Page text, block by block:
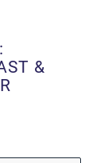
&